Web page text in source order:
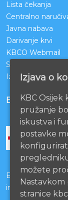
Lista čekanja
Centralno
Javna nabava
Darivanje krvi
KBCO Webmail
Sestrinstvo KBC
Izjava o
BOLNICE
Bolnice s kojima
integraciji
Izjava o
KBC Osijek
pružanje
iskustva i
postavke
možete
stranice